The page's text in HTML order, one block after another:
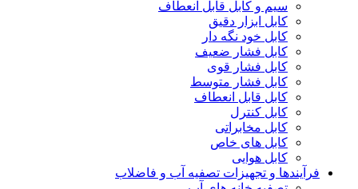
سیم و کابل قابل انعطاف
کابل ابزار دقیق
کابل خود نگه دار
کابل فشار ضعیف
کابل فشار قوی
کابل فشار متوسط
کابل قابل انعطاف
کابل کنترل
کابل مخابراتی
کابل های خاص
کابل هوایی
فرآیندها و تجهیزات تصفیه آب و فاضلاب